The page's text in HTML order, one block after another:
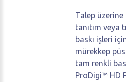
Talep üzerine
tanıtım veya
baskı işleri
mürekkep
tam renkli
ProDigi™ HD